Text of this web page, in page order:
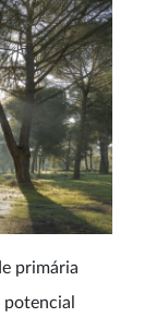
primária
potencial